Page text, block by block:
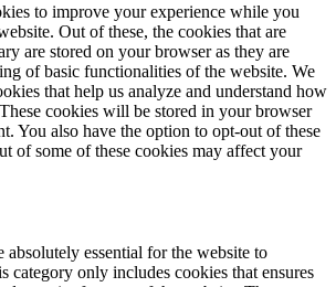
to improve your experience while you
Out of these, the cookies that are
are stored on your browser as they are
of basic functionalities of the website. We
that help us analyze and understand how
cookies will be stored in your browser
You also have the option to opt-out of these
of some of these cookies may affect your
absolutely essential for the website to
category only includes cookies that ensures